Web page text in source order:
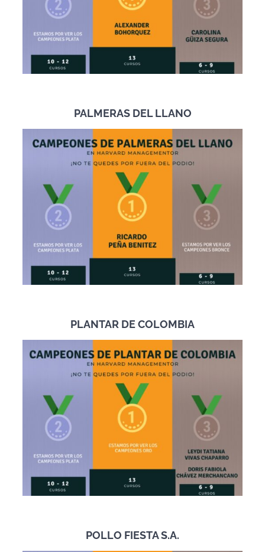
PALMERAS DEL LLANO
PLANTAR DE COLOMBIA
POLLO FIESTA S.A.